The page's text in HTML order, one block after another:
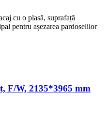
cu o plasă, suprafață
pentru așezarea pardoselilor
F/W, 2135*3965 mm